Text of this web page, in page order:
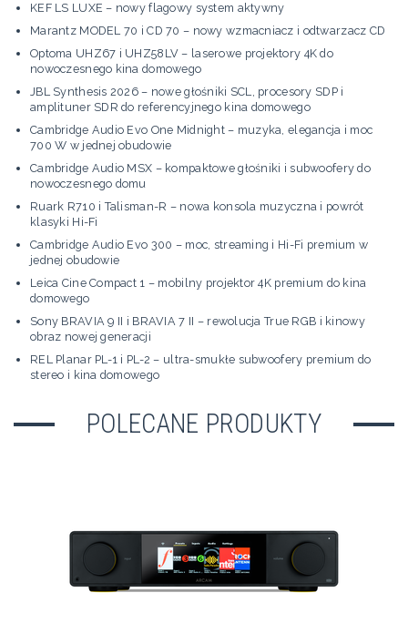
KEF LS LUXE – nowy flagowy system aktywny
Marantz MODEL 70 i CD 70 – nowy wzmacniacz i odtwarzacz CD
Optoma UHZ67 i UHZ58LV – laserowe projektory 4K do
nowoczesnego kina domowego
JBL Synthesis 2026 – nowe głośniki SCL, procesory SDP i
amplituner SDR do referencyjnego kina domowego
Cambridge Audio Evo One Midnight – muzyka, elegancja i moc
700 W w jednej obudowie
Cambridge Audio MSX – kompaktowe głośniki i subwoofery do
nowoczesnego domu
Ruark R710 i Talisman-R – nowa konsola muzyczna i powrót
klasyki Hi-Fi
Cambridge Audio Evo 300 – moc, streaming i Hi-Fi premium w
jednej obudowie
Leica Cine Compact 1 – mobilny projektor 4K premium do kina
domowego
Sony BRAVIA 9 II i BRAVIA 7 II – rewolucja True RGB i kinowy
obraz nowej generacji
REL Planar PL-1 i PL-2 – ultra-smukłe subwoofery premium do
stereo i kina domowego
POLECANE PRODUKTY